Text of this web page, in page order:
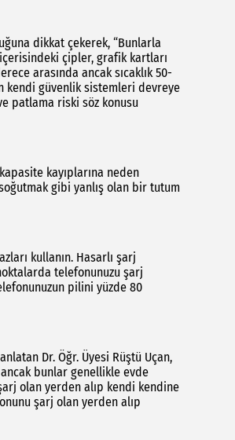
dikkat çekerek, “Bunlarla
çipler, grafik kartları
arasında ancak sıcaklık 50-
kendi güvenlik sistemleri devreye
patlama riski söz konusu
kayıplarına neden
gibi yanlış olan bir tutum
kullanın. Hasarlı şarj
telefonunuzu şarj
pilini yüzde 80
Dr. Öğr. Üyesi Rüştü Uçan,
bunlar genellikle evde
olan yerden alıp kendi kendine
şarj olan yerden alıp